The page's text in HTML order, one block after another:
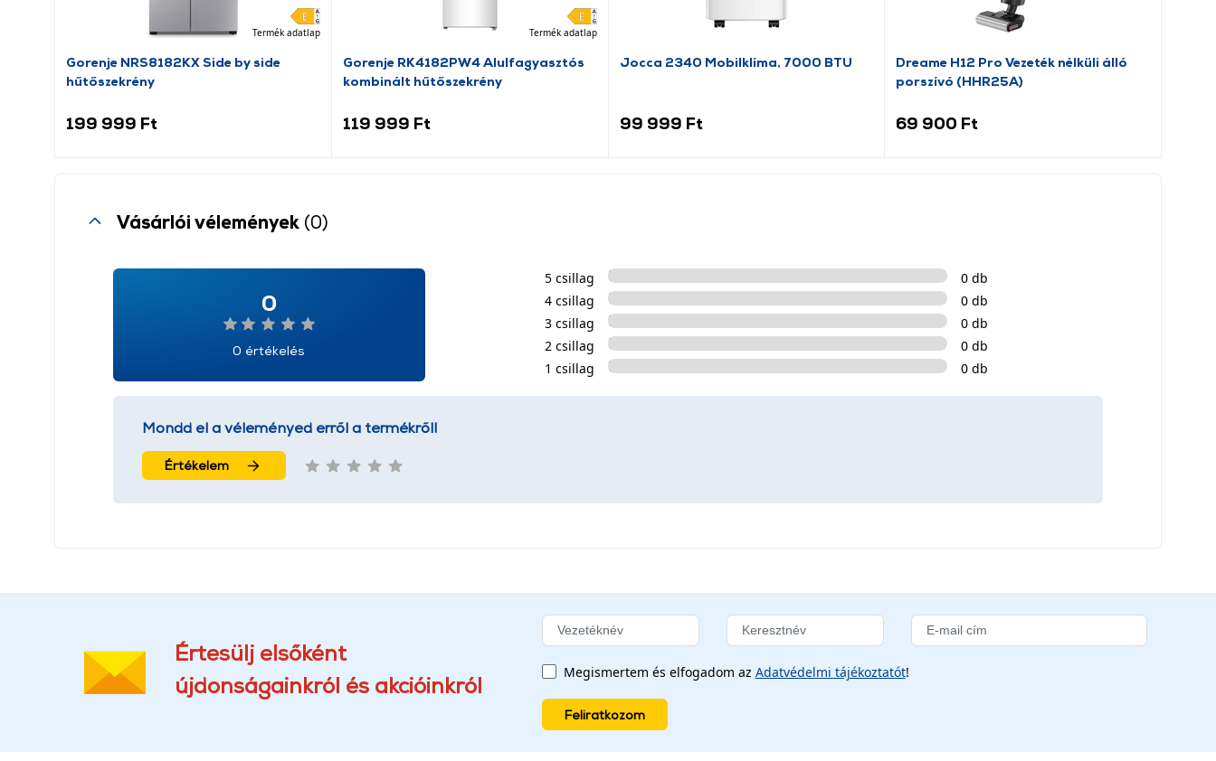
Termék adatlap
Gorenje NRS8182KX Side by side
hűtőszekrény
199 999 Ft
Termék adatlap
Gorenje RK4182PW4 Alulfagyasztós
kombinált hűtőszekrény
119 999 Ft
Jocca 2340 Mobilklíma, 7000 BTU
99 999 Ft
Dreame H12 Pro Vezeték nélküli álló
porszívó (HHR25A)
69 900 Ft
Vásárlói vélemények (0)
0
0 értékelés
5 csillag
0 db
4 csillag
0 db
3 csillag
0 db
2 csillag
0 db
1 csillag
0 db
Mondd el a véleményed erről a termékről!
Értékelem
Értesülj elsőként
újdonságainkról és akcióinkról
Megismertem és elfogadom az Adatvédelmi tájékoztatót!
Feliratkozom